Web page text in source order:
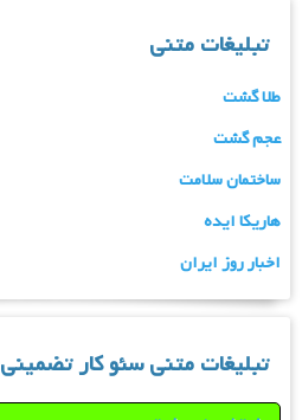
تبلیغات متنی
طلا گشت
عجم گشت
ساختمان سلامت
هاریکا ایده
اخبار روز ایران
تبلیغات متنی سئو کار تضمینی